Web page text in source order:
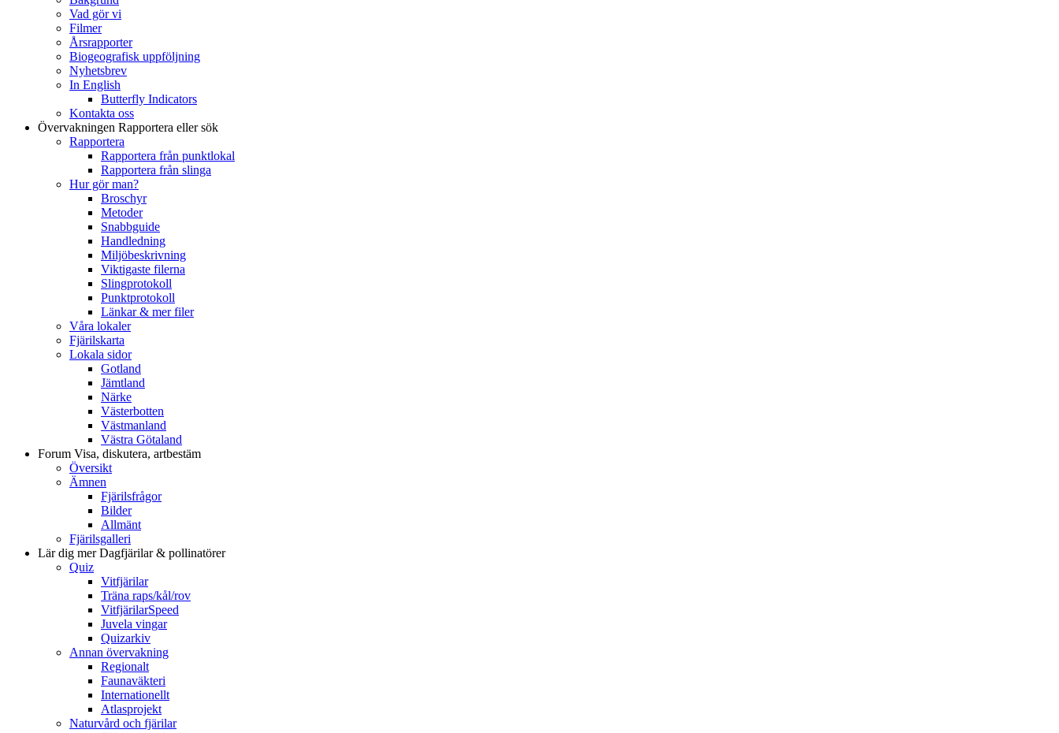
Vad gör vi
Filmer
Årsrapporter
Biogeografisk uppföljning
Nyhetsbrev
In English
Butterfly Indicators
Kontakta oss
Övervakningen Rapportera eller sök
Rapportera
Rapportera från punktlokal
Rapportera från slinga
Hur gör man?
Broschyr
Metoder
Snabbguide
Handledning
Miljöbeskrivning
Viktigaste filerna
Slingprotokoll
Punktprotokoll
Länkar & mer filer
Våra lokaler
Fjärilskarta
Lokala sidor
Gotland
Jämtland
Närke
Västerbotten
Västmanland
Västra Götaland
Forum Visa, diskutera, artbestäm
Översikt
Ämnen
Fjärilsfrågor
Bilder
Allmänt
Fjärilsgalleri
Lär dig merDagfjärilar & pollinatörer
Quiz
Vitfjärilar
Träna raps/kål/rov
VitfjärilarSpeed
Juvela vingar
Quizarkiv
Annan övervakning
Regionalt
Faunaväkteri
Internationellt
Atlasprojekt
Naturvård och fjärilar